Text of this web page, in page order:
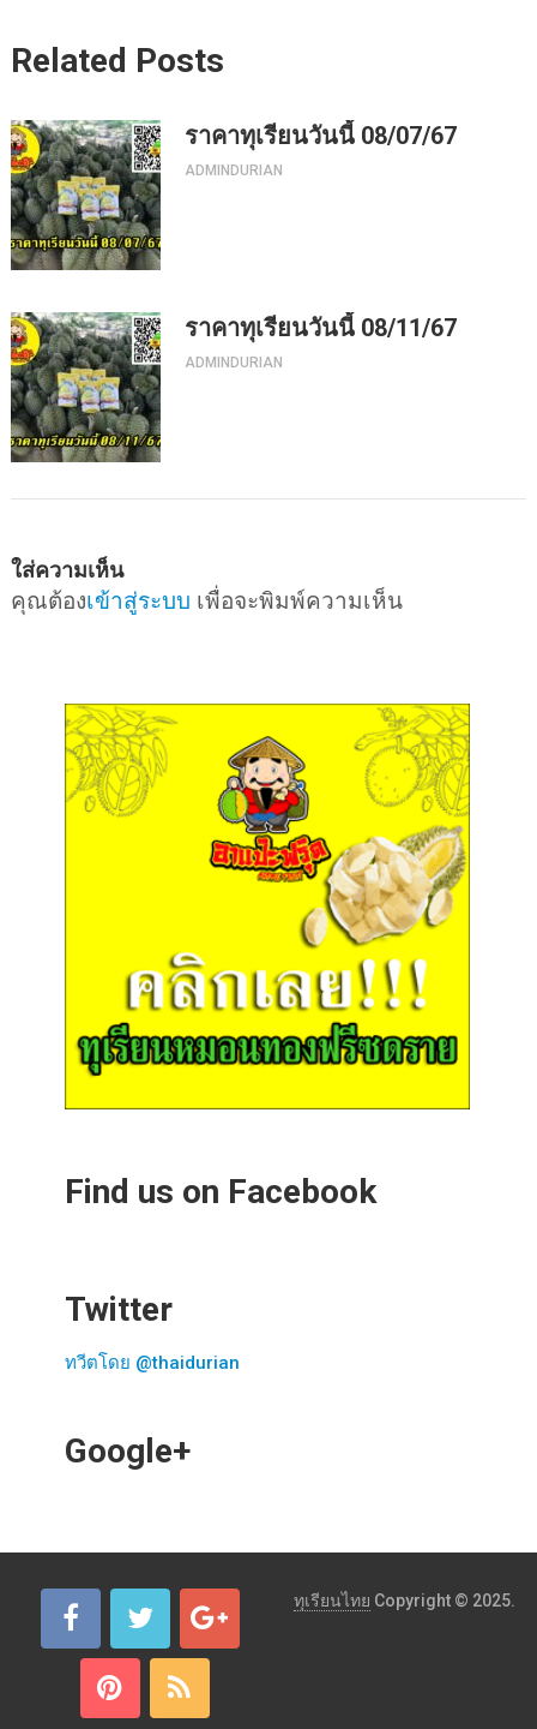
Related Posts
ราคาทุเรียนวันนี้ 08/07/67
ADMINDURIAN
ราคาทุเรียนวันนี้ 08/11/67
ADMINDURIAN
ใส่ความเห็น
คุณต้องเข้าสู่ระบบ เพื่อจะพิมพ์ความเห็น
Find us on Facebook
Twitter
ทวีตโดย @thaidurian
Google+
ทุเรียนไทย Copyright © 2025.